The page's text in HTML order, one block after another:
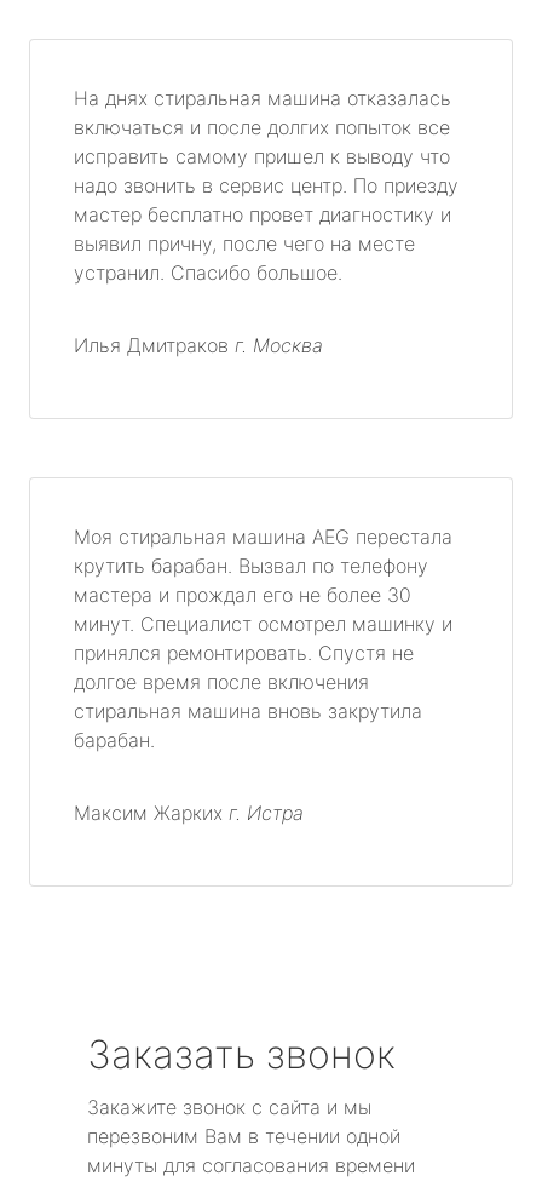
На днях стиральная машина отказалась
включаться и после долгих попыток все
исправить самому пришел к выводу что
надо звонить в сервис центр. По приезду
мастер бесплатно провет диагностику и
выявил причну, после чего на месте
устранил. Спасибо большое.
Илья Дмитраков г. Москва
Моя стиральная машина AEG перестала
крутить барабан. Вызвал по телефону
мастера и прождал его не более 30
минут. Специалист осмотрел машинку и
принялся ремонтировать. Спустя не
долгое время после включения
стиральная машина вновь закрутила
барабан.
Максим Жарких г. Истра
Заказать звонок
Закажите звонок с сайта и мы
перезвоним Вам в течении одной
минуты для согласования времени